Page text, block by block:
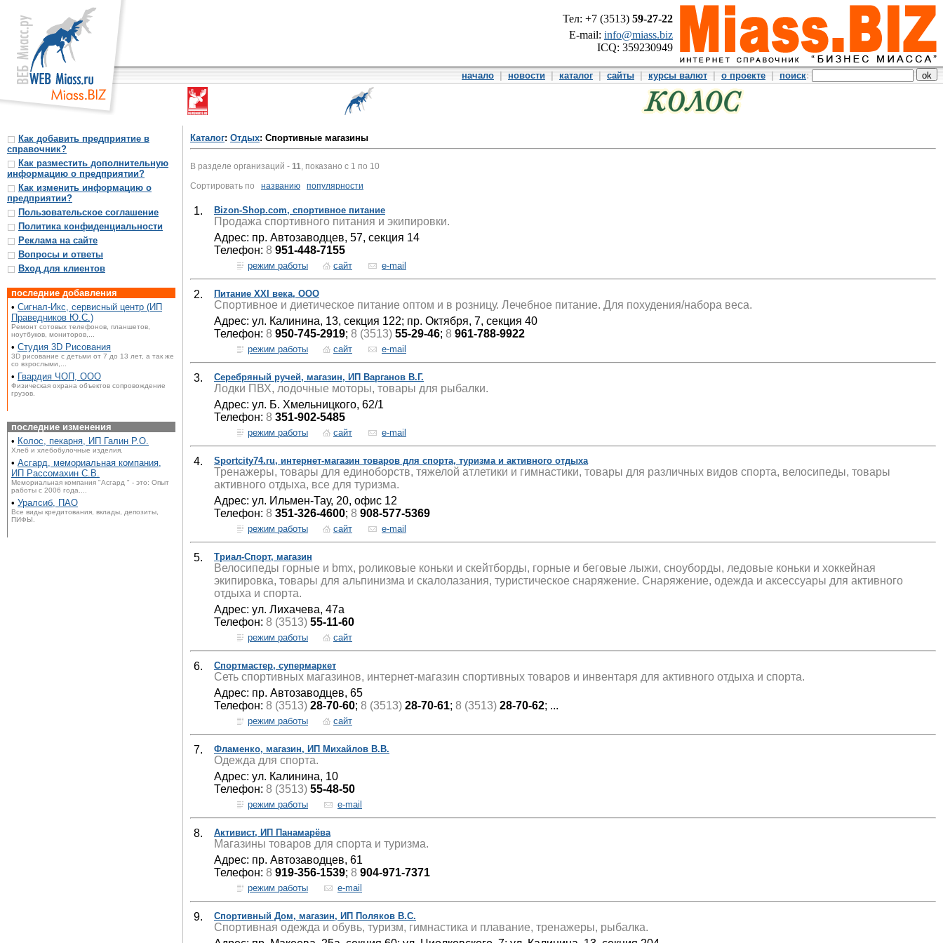
Тел: +7 (3513) 59-27-22
E-mail: info@miass.biz
ICQ: 359230949
начало новости каталог| сайты курсы валют о проекте поиск:
Как добавить предприятие в
справочник?
Как разместить дополнительную
информацию о предприятии?
Как изменить информацию о
предприятии?
Пользовательское соглашение
Политика конфиденциальности
Реклама на сайте
Вопросы и ответы
Вход для клиентов
последние добавления
• Сигнал-Икс, сервисный центр (ИП
Праведников Ю.С.)
Ремонт сотовых телефонов, планшетов,
ноутбуков, мониторов,...
• Студия 3D Рисования
3D рисование с детьми от 7 до 13 лет, а так же
со взрослыми,...
• Гвардия ЧОП, ООО
Физическая охрана объектов сопровождение
грузов.
последние изменения
• Колос, пекарня, ИП Галин Р.О.
Хлеб и хлебобулочные изделия.
• Асгард, мемориальная компания,
ИП Рассомахин С.В.
Мемориальная компания "Асгард " - это: Опыт
работы с 2006 года....
• Уралсиб, ПАО
Все виды кредитования, вклады, депозиты,
ПИФЫ.
Каталог: Отдых: Спортивные магазины
В разделе организаций - 11 , показано с 1 по 10
Сортировать по названию популярности
1. Bizon-Shop.com, спортивное питание
Продажа спортивного питания и экипировки.
Адрес: пр. Автозаводцев, 57, секция 14
Телефон: 8 951-448-7155
режим работы сайт e-mail
2. Питание XXI века, ООО
Спортивное и диетическое питание оптом и в розницу. Лечебное питание. Для похудения/набора веса.
Адрес: ул. Калинина, 13, секция 122; пр. Октября, 7, секция 40
Телефон: 8 950-745-2919; 8 (3513) 55-29-46; 8 961-788-9922
режим работы сайт e-mail
3. Серебряный ручей, магазин, ИП Варганов В.Г.
Лодки ПВХ, лодочные моторы, товары для рыбалки.
Адрес: ул. Б. Хмельницкого, 62/1
Телефон: 8 351-902-5485
режим работы сайт e-mail
4. Sportcity74.ru, интернет-магазин товаров для спорта, туризма и активного отдыха
Тренажеры, товары для единоборств, тяжелой атлетики и гимнастики, товары для различных видов спорта, велосипеды, товары
активного отдыха, все для туризма.
Адрес: ул. Ильмен-Тау, 20, офис 12
Телефон: 8 351-326-4600; 8 908-577-5369
режим работы сайт e-mail
5. Триал-Спорт, магазин
Велосипеды горные и bmx, роликовые коньки и скейтборды, горные и беговые лыжи, сноуборды, ледовые коньки и хоккейная
экипировка, товары для альпинизма и скалолазания, туристическое снаряжение. Снаряжение, одежда и аксессуары для активного
отдыха и спорта.
Адрес: ул. Лихачева, 47а
Телефон: 8 (3513) 55-11-60
режим работы сайт
6. Спортмастер, супермаркет
Сеть спортивных магазинов, интернет-магазин спортивных товаров и инвентаря для активного отдыха и спорта.
Адрес: пр. Автозаводцев, 65
Телефон: 8 (3513) 28-70-60; 8 (3513) 28-70-61; 8 (3513) 28-70-62; ...
режим работы сайт
7. Фламенко, магазин, ИП Михайлов В.В.
Одежда для спорта.
Адрес: ул. Калинина, 10
Телефон: 8 (3513) 55-48-50
режим работы e-mail
8. Активист, ИП Панамарёва
Магазины товаров для спорта и туризма.
Адрес: пр. Автозаводцев, 61
Телефон: 8 919-356-1539; 8 904-971-7371
режим работы e-mail
9. Спортивный Дом, магазин, ИП Поляков В.С.
Спортивная одежда и обувь, туризм, гимнастика и плавание, тренажеры, рыбалка.